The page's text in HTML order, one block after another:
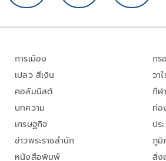
การเมือง
เปลว สีเงิน
คอลัมนิสต์
บทความ
เศรษฐกิจ
ข่าวพระราชสำนัก
หนังสือพิมพ์
กร
วา
กีฬา
ท่อ
ปร
ภูมิ
สิ่ง